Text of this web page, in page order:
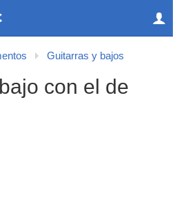
Guitarras y bajos
con el de